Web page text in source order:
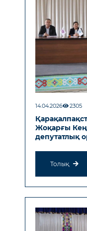
14.04.2026 2305
Жоқарғы
депутатлық
Толық